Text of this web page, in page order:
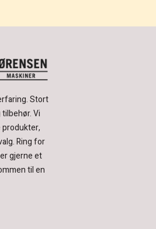
Stort
Vi
produkter,
Ring for
gjerne et
til en